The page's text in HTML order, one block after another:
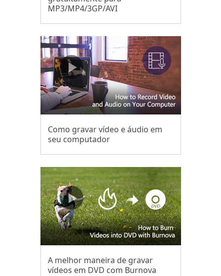
MP3/MP4/3GP/AVI
Como gravar vídeo e áudio em
seu computador
A melhor maneira de gravar
vídeos em DVD com Burnova